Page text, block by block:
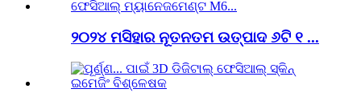
୨୦୨୪ ମସିହାର ନୂତନତମ ଉତ୍ପାଦ ୬ଟି ୧ ...